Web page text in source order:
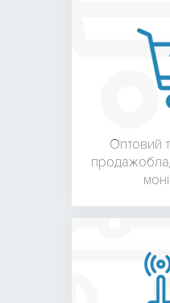
Оптовий
продаж